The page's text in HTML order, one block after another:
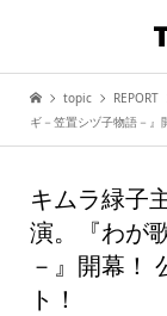
topic REPORT
ギ－笠置シヅ子物語－』
キムラ緑子
演。『わが
－』開幕！
ト！